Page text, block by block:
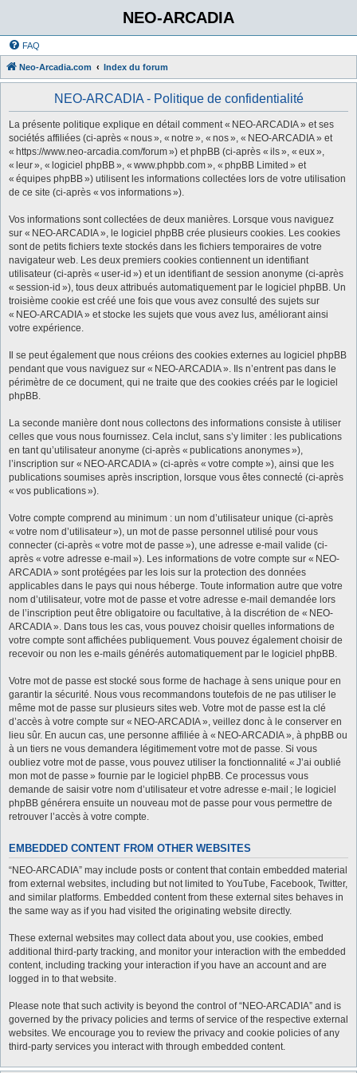
NEO-ARCADIA
FAQ
Neo-Arcadia.com Index du forum
NEO-ARCADIA - Politique de confidentialité
La présente politique explique en détail comment « NEO-ARCADIA » et ses
sociétés affiliées (ci-après « nous », « notre », « nos », « NEO-ARCADIA » et
« https://www.neo-arcadia.com/forum ») et phpBB (ci-après « ils », « eux »,
« leur », « logiciel phpBB », « www.phpbb.com », « phpBB Limited » et
« équipes phpBB ») utilisent les informations collectées lors de votre utilisation
de ce site (ci-après « vos informations »).
Vos informations sont collectées de deux manières. Lorsque vous naviguez
sur « NEO-ARCADIA », le logiciel phpBB crée plusieurs cookies. Les cookies
sont de petits fichiers texte stockés dans les fichiers temporaires de votre
navigateur web. Les deux premiers cookies contiennent un identifiant
utilisateur (ci-après « user-id ») et un identifiant de session anonyme (ci-après
« session-id »), tous deux attribués automatiquement par le logiciel phpBB. Un
troisième cookie est créé une fois que vous avez consulté des sujets sur
« NEO-ARCADIA » et stocke les sujets que vous avez lus, améliorant ainsi
votre expérience.
Il se peut également que nous créions des cookies externes au logiciel phpBB
pendant que vous naviguez sur « NEO-ARCADIA ». Ils n’entrent pas dans le
périmètre de ce document, qui ne traite que des cookies créés par le logiciel
phpBB.
La seconde manière dont nous collectons des informations consiste à utiliser
celles que vous nous fournissez. Cela inclut, sans s’y limiter : les publications
en tant qu’utilisateur anonyme (ci-après « publications anonymes »),
l’inscription sur « NEO-ARCADIA » (ci-après « votre compte »), ainsi que les
publications soumises après inscription, lorsque vous êtes connecté (ci-après
« vos publications »).
Votre compte comprend au minimum : un nom d’utilisateur unique (ci-après
« votre nom d’utilisateur »), un mot de passe personnel utilisé pour vous
connecter (ci-après « votre mot de passe »), une adresse e-mail valide (ci-
après « votre adresse e-mail »). Les informations de votre compte sur « NEO-
ARCADIA » sont protégées par les lois sur la protection des données
applicables dans le pays qui nous héberge. Toute information autre que votre
nom d’utilisateur, votre mot de passe et votre adresse e-mail demandée lors
de l’inscription peut être obligatoire ou facultative, à la discrétion de « NEO-
ARCADIA ». Dans tous les cas, vous pouvez choisir quelles informations de
votre compte sont affichées publiquement. Vous pouvez également choisir de
recevoir ou non les e-mails générés automatiquement par le logiciel phpBB.
Votre mot de passe est stocké sous forme de hachage à sens unique pour en
garantir la sécurité. Nous vous recommandons toutefois de ne pas utiliser le
même mot de passe sur plusieurs sites web. Votre mot de passe est la clé
d’accès à votre compte sur « NEO-ARCADIA », veillez donc à le conserver en
lieu sûr. En aucun cas, une personne affiliée à « NEO-ARCADIA », à phpBB ou
à un tiers ne vous demandera légitimement votre mot de passe. Si vous
oubliez votre mot de passe, vous pouvez utiliser la fonctionnalité « J’ai oublié
mon mot de passe » fournie par le logiciel phpBB. Ce processus vous
demande de saisir votre nom d’utilisateur et votre adresse e-mail ; le logiciel
phpBB générera ensuite un nouveau mot de passe pour vous permettre de
retrouver l’accès à votre compte.
EMBEDDED CONTENT FROM OTHER WEBSITES
“NEO-ARCADIA” may include posts or content that contain embedded material
from external websites, including but not limited to YouTube, Facebook, Twitter,
and similar platforms. Embedded content from these external sites behaves in
the same way as if you had visited the originating website directly.
These external websites may collect data about you, use cookies, embed
additional third-party tracking, and monitor your interaction with the embedded
content, including tracking your interaction if you have an account and are
logged in to that website.
Please note that such activity is beyond the control of “NEO-ARCADIA” and is
governed by the privacy policies and terms of service of the respective external
websites. We encourage you to review the privacy and cookie policies of any
third-party services you interact with through embedded content.